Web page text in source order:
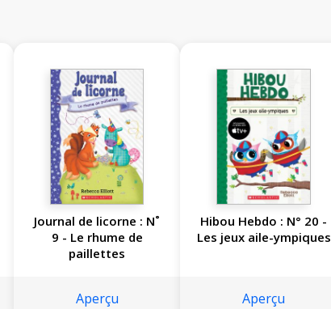
Journal de licorne : N˚
9 - Le rhume de
paillettes
Aperçu
Hibou Hebdo : N° 20 -
Les jeux aile-ympiques
Aperçu